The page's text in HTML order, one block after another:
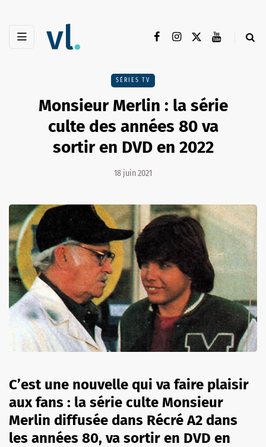
SÉRIES TV
Monsieur Merlin : la série
culte des années 80 va
sortir en DVD en 2022
18 juin 2021
C’est une nouvelle qui va faire plaisir
aux fans : la série culte Monsieur
Merlin diffusée dans Récré A2 dans
les années 80, va sortir en DVD en